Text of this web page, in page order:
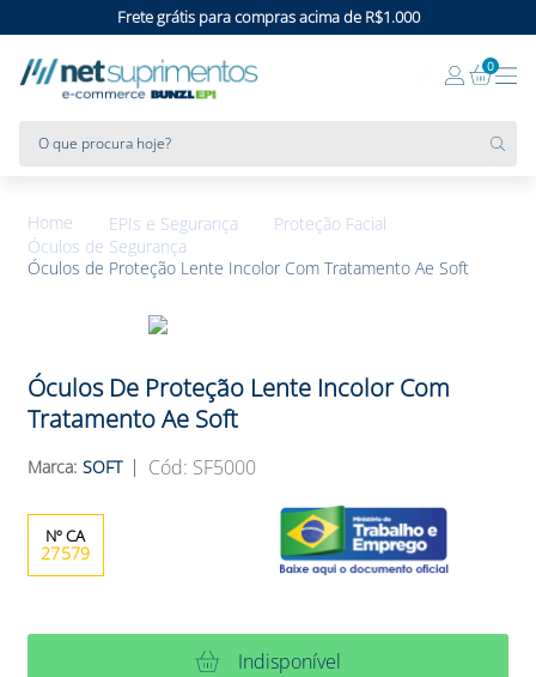
Frete grátis para compras acima de R$1.000
0
EPIs e Segurança
Proteção Facial
Óculos de Segurança
Óculos de Proteção Lente Incolor Com Tratamento Ae Soft
Óculos De Proteção Lente Incolor Com
Tratamento Ae Soft
SOFT : SF5000
27579
Indisponível